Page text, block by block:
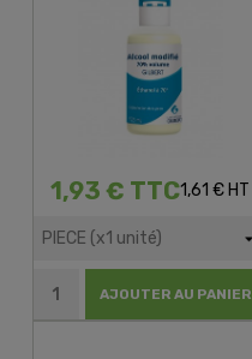
1,93 € TTC1,61 € HT
AJOUTER AU PANIER